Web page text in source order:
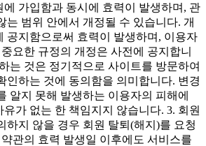
에 가입함과 동시에 효력이 발생하며, 관
는 범위 안에서 개정될 수 있습니다. 개
공지함으로써 효력이 발생하며, 이용자
요한 규정의 개정은 사전에 공지합니
는 것은 정기적으로 사이트를 방문하여
인하는 것에 동의함을 의미합니다. 변경
알지 못해 발생하는 이용자의 피해에
가 없는 한 책임지지 않습니다. 3. 회원
하지 않을 경우 회원 탈퇴(해지)를 요청
관의 효력 발생일 이후에도 서비스를